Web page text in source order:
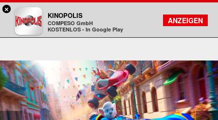
Kinopolis
FILMSUCHE
KONTO
×
KINOPOLIS
COMPESO GmbH
KOSTENLOS - In Google Play
ANZEIGEN